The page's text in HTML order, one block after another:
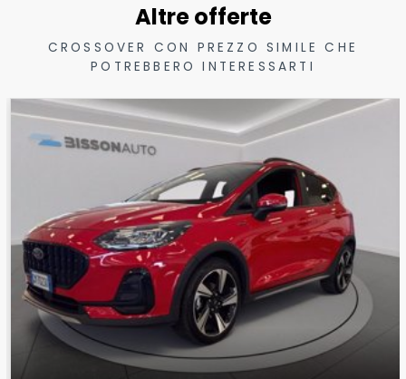
Altre offerte
CROSSOVER CON PREZZO SIMILE CHE
POTREBBERO INTERESSARTI